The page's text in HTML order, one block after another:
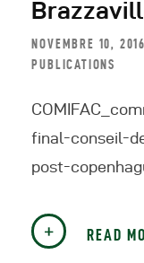
NOVEMBRE 10, 2016
PUBLICATIONS
final-conseil-
post-
READ